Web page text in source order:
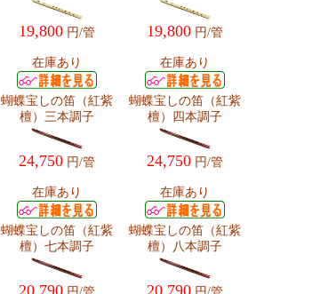
19,800円/管
在庫あり
19,800円/管
在庫あり
蝴蝶宝しの笛（紅紫
檀）三本調子
24,750円/管
在庫あり
蝴蝶宝しの笛（紅紫
檀）四本調子
24,750円/管
在庫あり
蝴蝶宝しの笛（紅紫
檀）七本調子
20,790
蝴蝶宝しの笛（紅紫
檀）八本調子
20,790